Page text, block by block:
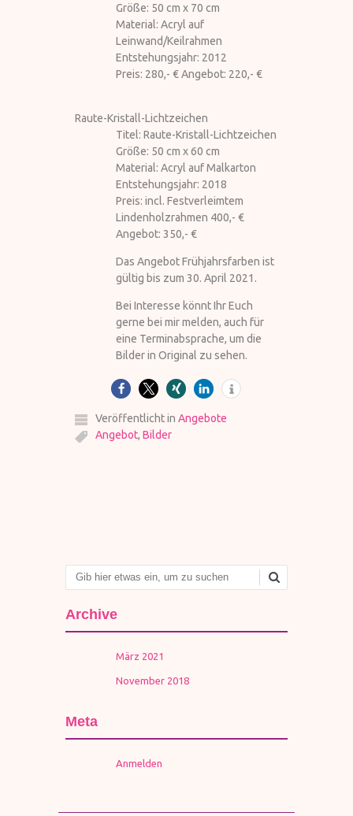
Größe: 50 cm x 70 cm
Material: Acryl auf
Leinwand/Keilrahmen
Entstehungsjahr: 2012
Preis: 280,- € Angebot: 220,- €
Raute-Kristall-Lichtzeichen
Titel: Raute-Kristall-Lichtzeichen
Größe: 50 cm x 60 cm
Material: Acryl auf Malkarton
Entstehungsjahr: 2018
Preis: incl. Festverleimtem
Lindenholzrahmen 400,- €
Angebot: 350,- €
Das Angebot Frühjahrsfarben ist
gültig bis zum 30. April 2021.
Bei Interesse könnt Ihr Euch
gerne bei mir melden, auch für
eine Terminabsprache, um die
Bilder in Original zu sehen.
Veröffentlicht inAngebote
Angebot,Bilder
Suchen
Archive
März 2021
November 2018
Meta
Anmelden